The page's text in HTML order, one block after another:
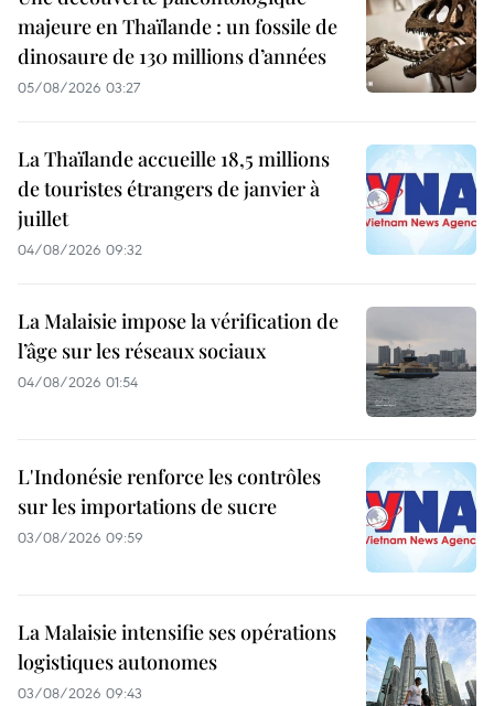
majeure en Thaïlande : un fossile de
dinosaure de 130 millions d’années
05/08/2026 03:27
La Thaïlande accueille 18,5 millions
de touristes étrangers de janvier à
juillet
04/08/2026 09:32
La Malaisie impose la vérification de
l’âge sur les réseaux sociaux
04/08/2026 01:54
L'Indonésie renforce les contrôles
sur les importations de sucre
03/08/2026 09:59
La Malaisie intensifie ses opérations
logistiques autonomes
03/08/2026 09:43